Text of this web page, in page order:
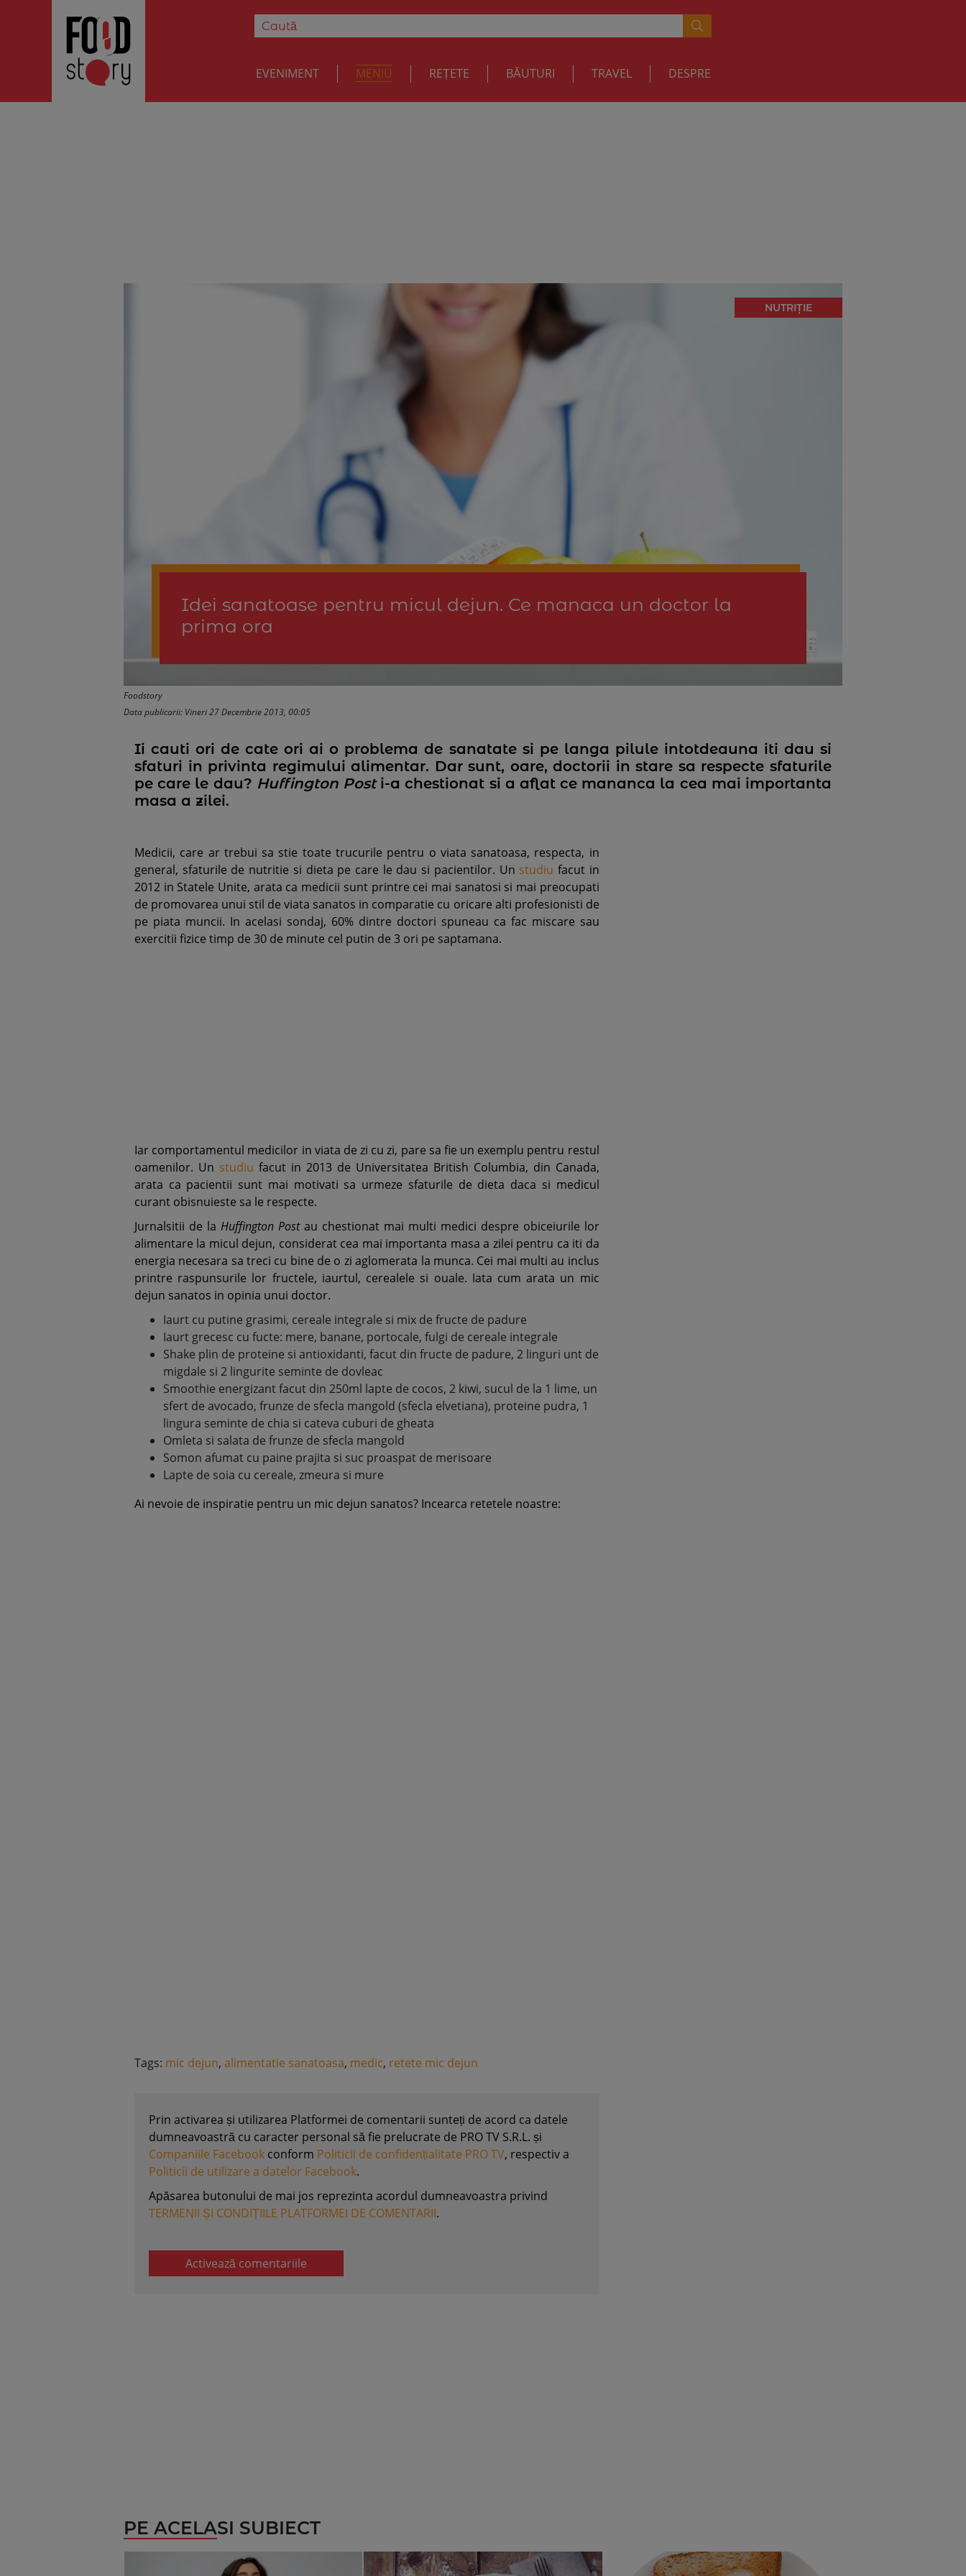
EVENIMENT MENIU REȚETE BĂUTURI TRAVEL DESPRE
NUTRIȚIE
Idei sanatoase pentru micul dejun. Ce manaca un doctor la
prima ora
Foodstory
Data publicarii: Vineri 27 Decembrie 2013, 00:05
Ii cauti ori de cate ori ai o problema de sanatate si pe langa pilule intotdeauna iti dau si
sfaturi in privinta regimului alimentar. Dar sunt, oare, doctorii in stare sa respecte sfaturile
pe care le dau? Huffington Posti-a chestionat si a aflat ce mananca la cea mai importanta
masa a zilei.
Medicii, care ar trebui sa stie toate trucurile pentru o viata sanatoasa, respecta, in
general, sfaturile de nutritie si dieta pe care le dau si pacientilor. Un studiu facut in
2012 in Statele Unite, arata ca medicii sunt printre cei mai sanatosi si mai preocupati
de promovarea unui stil de viata sanatos in comparatie cu oricare alti profesionisti de
pe piata muncii. In acelasi sondaj, 60% dintre doctori spuneau ca fac miscare sau
exercitii fizice timp de 30 de minute cel putin de 3 ori pe saptamana.
Iar comportamentul medicilor in viata de zi cu zi, pare sa fie un exemplu pentru restul
oamenilor. Un studiu facut in 2013 de Universitatea British Columbia, din Canada,
arata ca pacientii sunt mai motivati sa urmeze sfaturile de dieta daca si medicul
curant obisnuieste sa le respecte.
Jurnalsitii de la Huffington Post au chestionat mai multi medici despre obiceiurile lor
alimentare la micul dejun, considerat cea mai importanta masa a zilei pentru ca iti da
energia necesara sa treci cu bine de o zi aglomerata la munca. Cei mai multi au inclus
printre raspunsurile lor fructele, iaurtul, cerealele si ouale. Iata cum arata un mic
dejun sanatos in opinia unui doctor.
Iaurt cu putine grasimi, cereale integrale si mix de fructe de padure
Iaurt grecesc cu fucte: mere, banane, portocale, fulgi de cereale integrale
Shake plin de proteine si antioxidanti, facut din fructe de padure, 2 linguri unt de
migdale si 2 lingurite seminte de dovleac
Smoothie energizant facut din 250ml lapte de cocos, 2 kiwi, sucul de la 1 lime, un
sfert de avocado, frunze de sfecla mangold (sfecla elvetiana), proteine pudra, 1
lingura seminte de chia si cateva cuburi de gheata
Omleta si salata de frunze de sfecla mangold
Somon afumat cu paine prajita si suc proaspat de merisoare
Lapte de soia cu cereale, zmeura si mure
Ai nevoie de inspiratie pentru un mic dejun sanatos? Incearca retetele noastre:
Tags: mic dejun, alimentatie sanatoasa, medic, retete mic dejun
Prin activarea și utilizarea Platformei de comentarii sunteți de acord ca datele
dumneavoastră cu caracter personal să fie prelucrate de PRO TV S.R.L. și
Companiile Facebook conform Politicii de confidențialitate PRO TV, respectiv a
Politicii de utilizare a datelor Facebook.
Apăsarea butonului de mai jos reprezinta acordul dumneavoastra privind
TERMENII ȘI CONDIȚIILE PLATFORMEI DE COMENTARII.
Activează comentariile
PE ACELASI SUBIECT